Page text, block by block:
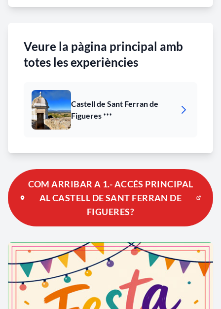
Veure la pàgina principal amb
totes les experiències
Castell de Sant Ferran de
Figueres ***
COM ARRIBAR A 1.- ACCÉS PRINCIPAL
AL CASTELL DE SANT FERRAN DE
FIGUERES?